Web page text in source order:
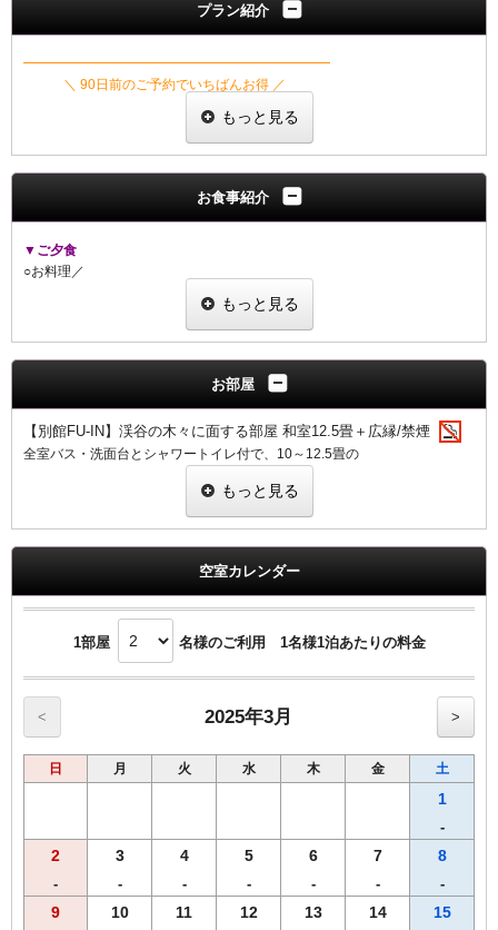
プラン紹介
━━━━━━━━━━━━━━━━━━━━━━━
＼ 90日前のご予約でいちばんお得 ／
早期割『90』プラン
━━━━━━━━━━━━━━━━━━━━━━━
静けさに包まれる渓谷の宿で、
旬の恵みと湯のやすらぎに身をゆだねるひととき。
― ご宿泊プラン特典 ―
1.基本プランより【最大割引】の早期優待価格
2.チェックイン前・アウト後も駐車場ご利用無料
5.ラウンジで大人の方1名様につき、スパークリングワイン1杯サービス
7.【早期割限定】料理グレードアップ料金が通常より1,000円オフ
━ ご夕食 ━ スタンダード会席『山-ZAN-』
… 料理グレードアップ（要事前予約：通常価格より1,000円OFF） …
・グレードアップ会席『空-KU-』：＋2,300円
・プレミアム会席『天-TEN-』：＋8,300円（本館客室の設定はございませ
※備考欄にご希望のコースをご記入ください（グループ統一）
※差額は現地にてご精算いただきます
※ご予約確定後のグレードアップ変更は特別価格の適用対象外となります
━ ご朝食 ━ 『伊賀のおいしい朝ごはん』
体にやさしい、郷土色あふれる和朝食
渓谷に囲まれた静かな空間で、湯上がりや読書とともにどうぞ
【15:30ー20:30】カクテルタイム
【8:15ー10:00】モーニングタイム
もっと見る
お食事紹介
▼ご夕食
○お料理／
伊賀の旬の季節のスタンダード会席
▼ご朝食
○お料理／伊賀のおいしい朝ごはん
おひとり様づつ一式をご用意します
○お食事場所／山のダイニング「TAKI-NOBE」
います
おまかせになりますことご了承ください
もっと見る
お部屋
【別館FU-IN】渓谷の木々に面する部屋 和室12.5畳＋広縁/禁煙
全室バス・洗面台とシャワートイレ付で、10～12.5畳の
大きな窓からは、赤目渓谷の四季折々に色づく山並みをご覧いただきなが
テレビ・バス・シャワートイレ・エアコン・冷蔵庫・金庫・ポット・ドラ
イヤー・Wi-Fi
【アメニティ】
■<POLAエステロワイエ>クレンジングオイル・洗顔・化粧水・乳液
■ハブラシ・ヘアブラシ・シェーバー・シャワーキャップ・コットンセット
☆クーラーBOXの持ち込みはご遠慮ください
もっと見る
空室カレンダー
1部屋 名様のご利用 1名様1泊あたりの料金
< 2025年3月 >
日 月 火 水 木 金 土
1
-
2
-
3
-
4
-
5
-
6
-
7
-
8
-
9 10 11 12 13 14 15